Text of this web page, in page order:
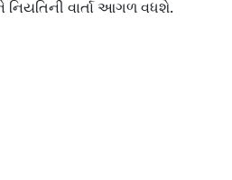
વાર્તા આગળ વધશે.